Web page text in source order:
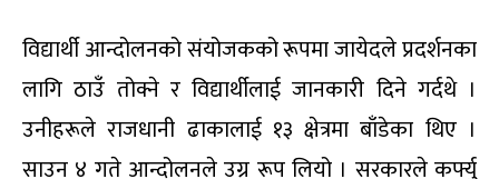
विद्यार्थी आन्दोलनको संयोजकको रूपमा जायेदले प्रदर्शनका
लागि ठाउँ तोक्ने र विद्यार्थीलाई जानकारी दिने गर्दथे ।
उनीहरूले राजधानी ढाकालाई १३ क्षेत्रमा बाँडेका थिए ।
साउन ४ गते आन्दोलनले उग्र रूप लियो । सरकारले कर्फ्यु